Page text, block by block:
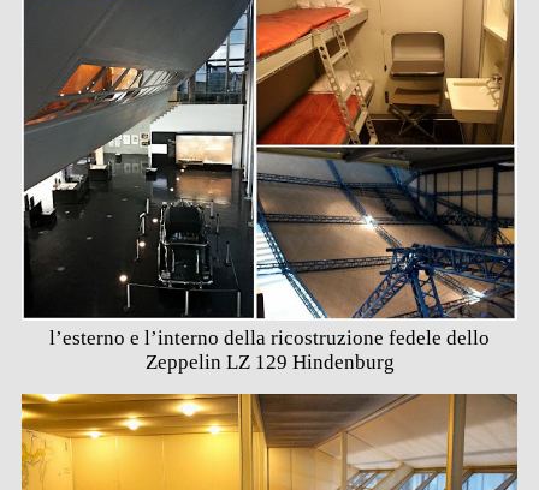
l’esterno e l’interno della ricostruzione fedele dello
Zeppelin LZ 129 Hindenburg